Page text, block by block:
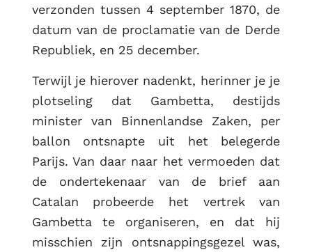
verzonden tussen 4 september 1870, de
datum van de proclamatie van de Derde
Republiek, en 25 december.
Terwijl je hierover nadenkt, herinner je je
plotseling dat Gambetta, destijds
minister van Binnenlandse Zaken, per
ballon ontsnapte uit het belegerde
Parijs. Van daar naar het vermoeden dat
de ondertekenaar van de brief aan
Catalan probeerde het vertrek van
Gambetta te organiseren, en dat hij
misschien zijn ontsnappingsgezel was,